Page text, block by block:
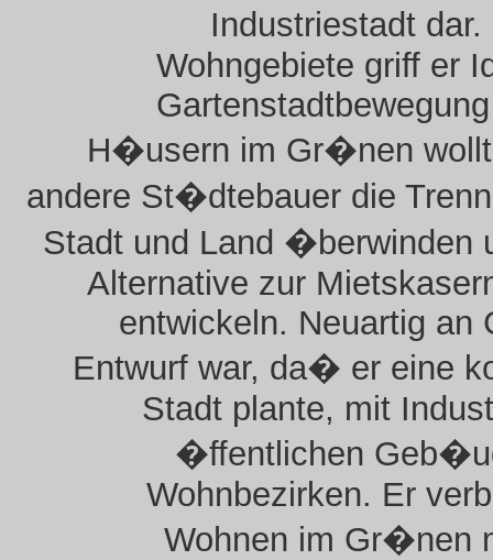
Industriestadt
Wohngebiete griff er
H�usern im Gr�nen
andere St�dtebauer die
Stadt und Land �berwinden
Alternative zur
entwickeln. Neuartig an
Entwurf war, da� er eine
Stadt plante, mit
�ffentlichen
Wohnbezirken. Er
Wohnen im Gr�nen